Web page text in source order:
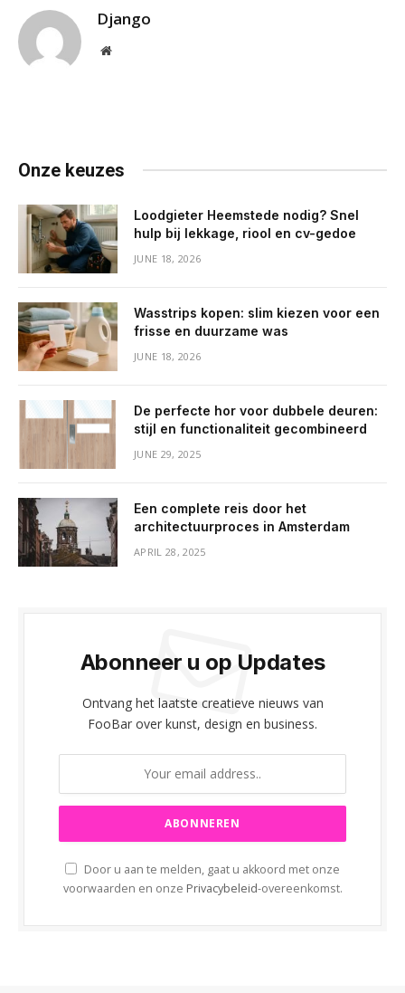
Django
Website
Onze keuzes
Loodgieter Heemstede nodig? Snel
hulp bij lekkage, riool en cv-gedoe
JUNE 18, 2026
Wasstrips kopen: slim kiezen voor een
frisse en duurzame was
JUNE 18, 2026
De perfecte hor voor dubbele deuren:
stijl en functionaliteit gecombineerd
JUNE 29, 2025
Een complete reis door het
architectuurproces in Amsterdam
APRIL 28, 2025
Abonneer u op Updates
Ontvang het laatste creatieve nieuws van
FooBar over kunst, design en business.
Door u aan te melden, gaat u akkoord met onze
voorwaarden en onze Privacybeleid-overeenkomst.